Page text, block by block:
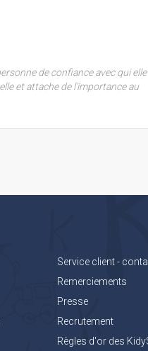
de confiance avec qui elle
et attache de l'importance au
Service client -
Remerciements
Presse
Recrutement
Règles d'or des